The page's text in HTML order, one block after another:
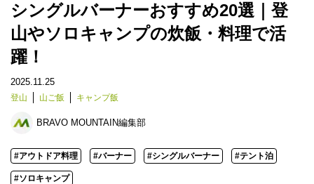
シングルバーナーおすすめ20選｜登
山やソロキャンプの炊飯・料理で活
躍！
2025.11.25
登山 山ご飯 キャンプ飯
BRAVO MOUNTAIN編集部
#アウトドア料理 #バーナー #シングルバーナー #テント泊
#ソロキャンプ